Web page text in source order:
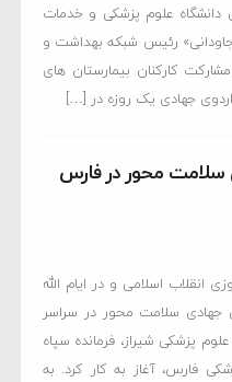
دانشگاه علوم پزشکی و خدمات
جاودانی» رئیس شبکه بهداشت و
کارکنان بیمارستان های
جهادی یک روزه در […]
جهادی سلامت محور در فارس
انقلاب اسلامی و در ایام الله
فجر سال جاری، 45 اردوی جهادی سلامت محور در سراسر
پزشکی شیراز، فرمانده سپاه
فارس، آغاز به کار کرد. به